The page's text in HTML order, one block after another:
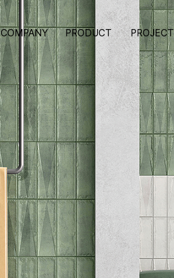
COMPANY PRODUCT PROJECT